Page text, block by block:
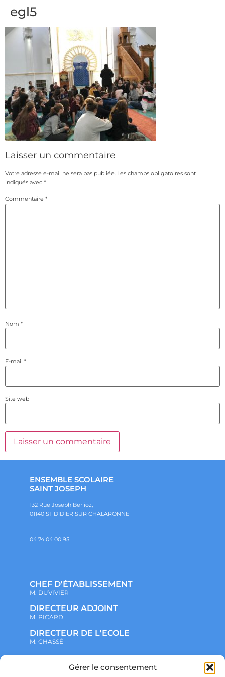
Gérer le consentement
egl5
Laisser un commentaire
Votre adresse e-mail ne sera pas publiée. Les champs obligatoires sont
indiqués avec *
Commentaire *
Nom *
E-mail *
Site web
ENSEMBLE SCOLAIRE
SAINT JOSEPH
132 Rue Joseph Berlioz,
01140 ST DIDIER SUR CHALARONNE
04 74 04 00 95
CHEF D'ÉTABLISSEMENT
M. DUVIVIER
DIRECTEUR ADJOINT
M. PICARD
DIRECTEUR DE L'ECOLE
M. CHASSÉ
NOTRE ENSEMBLE SCOLAIRE